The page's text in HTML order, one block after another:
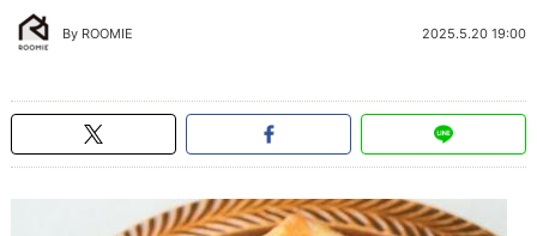
By ROOMIE 2025.5.20 19:00